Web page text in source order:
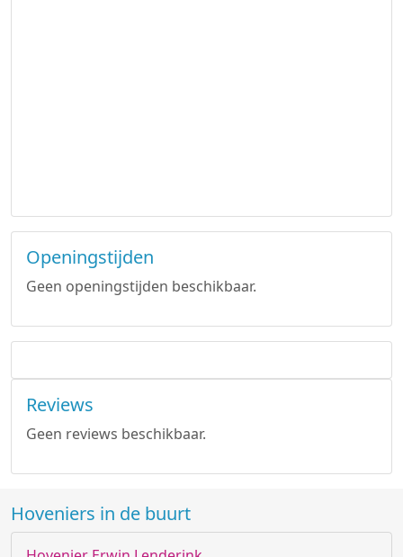
Openingstijden
Geen openingstijden beschikbaar.
Reviews
Geen reviews beschikbaar.
Hoveniers in de buurt